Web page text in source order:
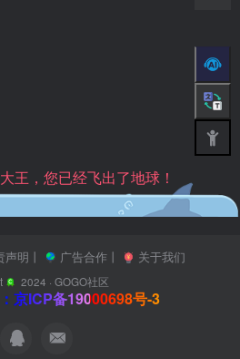
大王，您已经飞出了地球！
声明 丨 广告合作丨 关于我们
2024 ·GOGO社区
京ICP备19000698号-3